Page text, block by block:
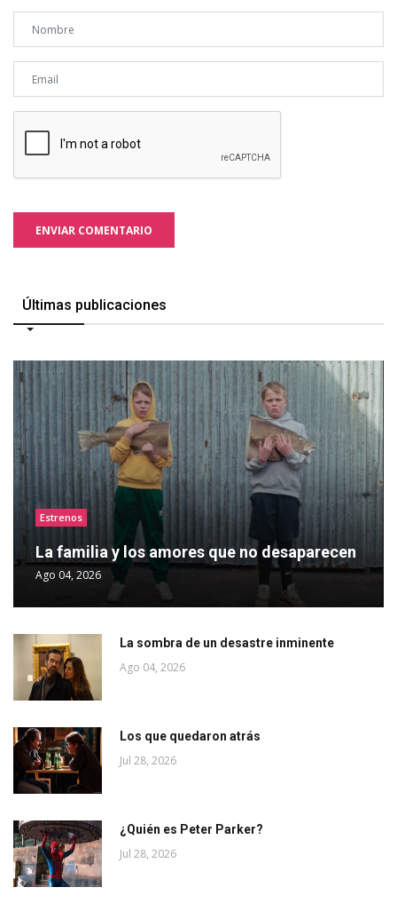
ENVIAR COMENTARIO
Últimas publicaciones
Estrenos
La familia y los amores que no desaparecen
Ago 04, 2026
La sombra de un desastre inminente
Ago 04, 2026
Los que quedaron atrás
Jul 28, 2026
¿Quién es Peter Parker?
Jul 28, 2026